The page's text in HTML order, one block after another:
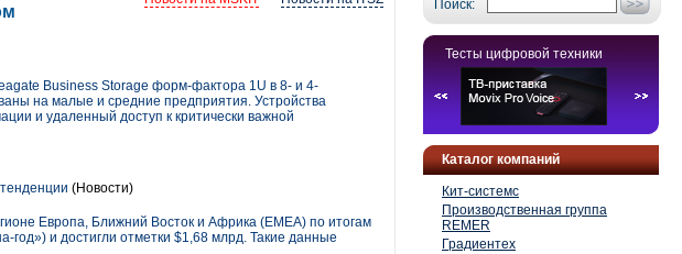
Поиск:
Тесты цифровой техники
Каталог компаний
Кит-системс
Производственная группа
REMER
Градиентех
Business Storage форм-фактора 1U в 8- и 4-
на малые и средние предприятия. Устройства
и удаленный доступ к критически важной
(Новости)
Европа, Ближний Восток и Африка (EMEA) по итогам
год») и достигли отметки $1,68 млрд. Такие данные